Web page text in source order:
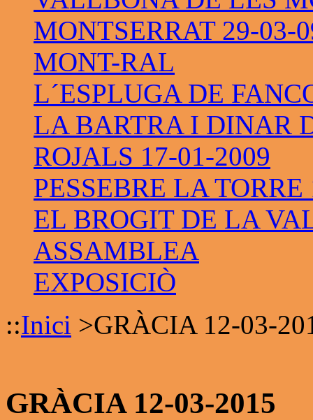
MONTSERRAT 29-03-
MONT-RAL
L´ESPLUGA DE
LA BARTRA I DINAR
ROJALS 17-01-2009
PESSEBRE LA TORRE
EL BROGIT DE LA
ASSAMBLEA
EXPOSICIÒ
::Inici >GRÀCIA 12-03-
GRÀCIA 12-03-2015